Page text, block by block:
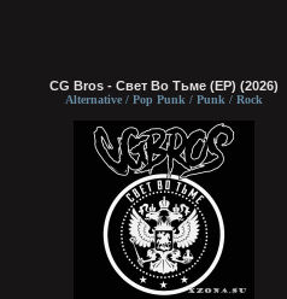
CG Bros - Свет Во Тьме (EP) (2026)
Alternative / Pop Punk / Punk / Rock